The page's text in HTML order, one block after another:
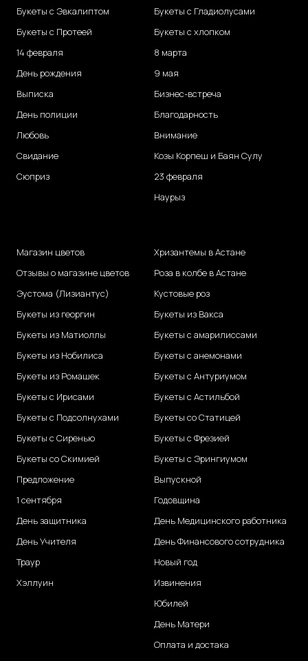
Букеты с Эвкалиптом
Букеты с Протеей
14 февраля
День рождения
Выписка
День полиции
Любовь
Свидание
Сюприз
Букеты с Гладиолусами
Букеты с хлопком
8 марта
9 мая
Бизнес-встреча
Благодарность
Внимание
Козы Корпеш и Баян Сулу
23 февраля
Наурыз
Магазин цветов
Отзывы о магазине цветов
Эустома (Лизиантус)
Букеты из георгин
Букеты из Матиоллы
Букеты из Нобилиса
Букеты из Ромашек
Букеты с Ирисами
Букеты с Подсолнухами
Букеты с Сиренью
Букеты со Скимией
Предложение
1 сентября
День защитника
День Учителя
Траур
Хэллуин
Хризантемы в Астане
Роза в колбе в Астане
Кустовые роз
Букеты из Вакса
Букеты с амарилиссами
Букеты с анемонами
Букеты с Антуриумом
Букеты с Астильбой
Букеты со Статицей
Букеты с Фрезией
Букеты с Эрингиумом
Выпускной
Годовщина
День Медицинского работника
День Финансового сотрудника
Новый год
Извинения
Юбилей
День Матери
Оплата и достака